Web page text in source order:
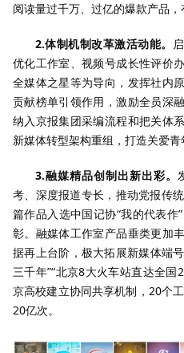
阅读量过千万、过亿的爆款产品，
2.体制机制改革激活动能。
优化工作室、视频号成长性评价
全媒体之星等为导向，发挥社内
贡献榜单引领作用，激励全员深
纳入京报集团采编流程和把关体
新媒体转型架构重组，打造关爱青
3.融媒精品创制出新出彩。
考、深度报道专长，推动党报传
篇作品入选中国记协“我的代表
彰。融媒体工作室产品垂类更加
据再上台阶，极大拓展新媒体端
三千年”“北京8大火车站直达全
京高校建立协同共享机制，20个
20亿次。